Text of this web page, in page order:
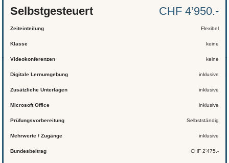
Selbst­gesteuert CHF 4’950.-
Zeiteinteilung Flexibel
Klasse keine
Videokonferenzen keine
Digitale Lernumgebung inklusive
Zusätzliche Unterlagen inklusive
Microsoft Office inklusive
Prüfungsvorbereitung Selbstständig
Mehrwerte / Zugänge inklusive
Bundesbeitrag CHF 2’475.-